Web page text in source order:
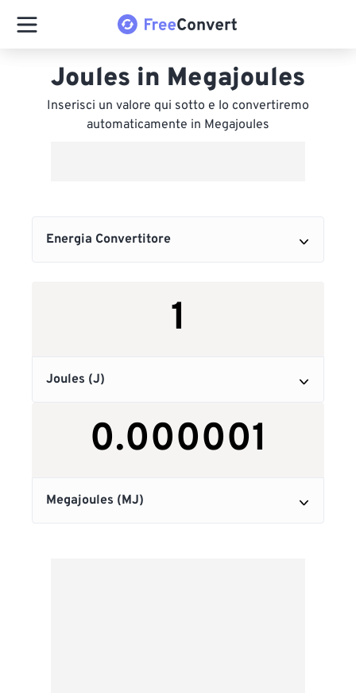
Joules in Megajoules
Inserisci un valore qui sotto e lo convertiremo
automaticamente in Megajoules